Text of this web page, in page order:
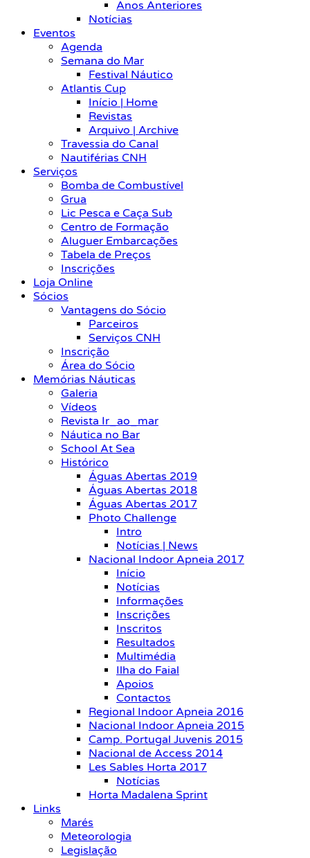
Anos Anteriores
Notícias
Eventos
Agenda
Semana do Mar
Festival Náutico
Atlantis Cup
Início | Home
Revistas
Arquivo | Archive
Travessia do Canal
Nautiférias CNH
Serviços
Bomba de Combustível
Grua
Lic Pesca e Caça Sub
Centro de Formação
Aluguer Embarcações
Tabela de Preços
Inscrições
Loja Online
Sócios
Vantagens do Sócio
Parceiros
Serviços CNH
Inscrição
Área do Sócio
Memórias Náuticas
Galeria
Vídeos
Revista Ir_ao_mar
Náutica no Bar
School At Sea
Histórico
Águas Abertas 2019
Águas Abertas 2018
Águas Abertas 2017
Photo Challenge
Intro
Notícias | News
Nacional Indoor Apneia 2017
Início
Notícias
Informações
Inscrições
Inscritos
Resultados
Multimédia
Ilha do Faial
Apoios
Contactos
Regional Indoor Apneia 2016
Nacional Indoor Apneia 2015
Camp. Portugal Juvenis 2015
Nacional de Access 2014
Les Sables Horta 2017
Notícias
Horta Madalena Sprint
Links
Marés
Meteorologia
Legislação